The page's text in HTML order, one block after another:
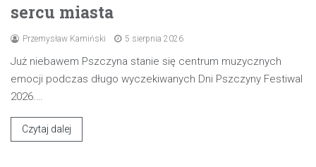
sercu miasta
Przemysław Kamiński 5 sierpnia 2026
Już niebawem Pszczyna stanie się centrum muzycznych
emocji podczas długo wyczekiwanych Dni Pszczyny Festiwal
2026.…
Czytaj dalej